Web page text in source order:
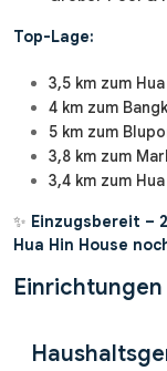
Top-Lage:
3,5 km zum
4 km zum
5 km zum
3,8 km zum
3,4 km zum
✨ Einzugsbereit –
Hua Hin House
Einrichtungen